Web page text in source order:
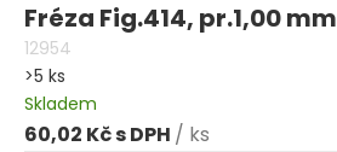
Fréza Fig.414, pr.1,00 mm
12954
>5 ks
Skladem
60,02 Kč / ks